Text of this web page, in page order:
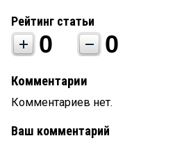
Рейтинг статьи
0 0
Комментарии
Комментариев нет.
Ваш комментарий